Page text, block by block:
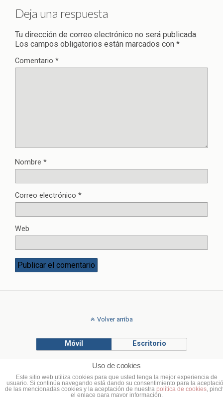
Deja una respuesta
Tu dirección de correo electrónico no será publicada.
Los campos obligatorios están marcados con *
Comentario *
Nombre *
Correo electrónico *
Web
Volver arriba
Móvil Escritorio
© Francisco Ponce Carrasco
Uso de cookies
Este sitio web utiliza cookies para que usted tenga la mejor experiencia de
usuario. Si continúa navegando está dando su consentimiento para la
de las mencionadas cookies y la aceptación de nuestra política de cookies,
el enlace para mayor información.